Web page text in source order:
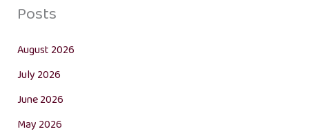
Posts
August 2026
July 2026
June 2026
May 2026